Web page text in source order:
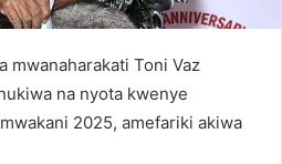
mwanaharakati Toni Vaz
na nyota kwenye
2025, amefariki akiwa